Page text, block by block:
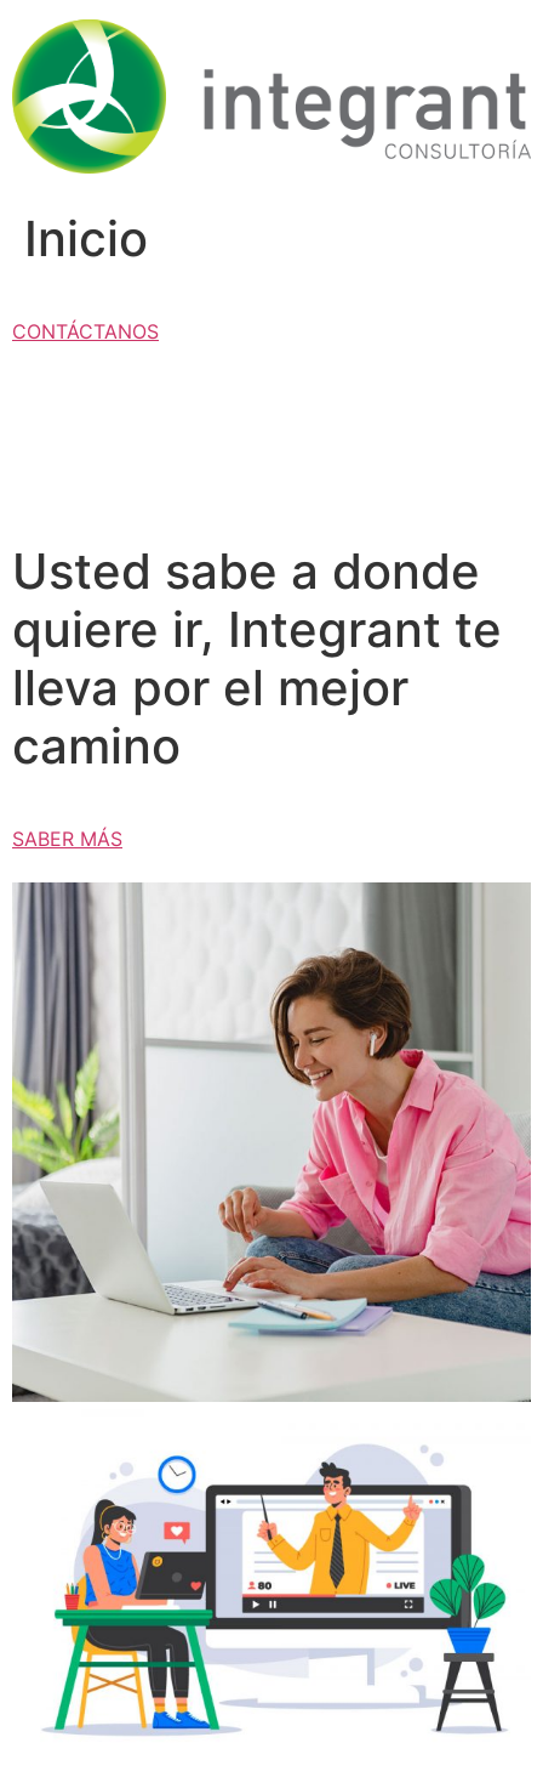
contenido
Inicio
CONTÁCTANOS
Usted sabe a donde
quiere ir, Integrant te
lleva por el mejor
camino
SABER MÁS